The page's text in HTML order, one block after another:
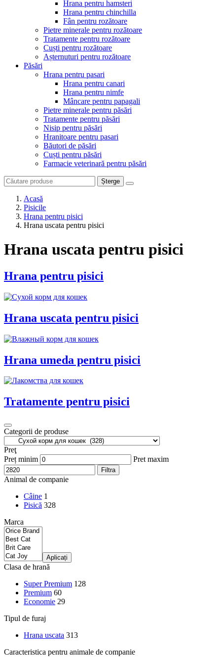
Hrana pentru hamsteri
Hrana pentru chinchilla
Fân pentru rozătoare
Pietre minerale pentru rozătoare
Tratamente pentru rozătoare
Cuști pentru rozătoare
Așternuturi pentru rozătoare
Păsări
Hrana pentru pasari
Hrana pentru canari
Hrana pentru nimfe
Mâncare pentru papagali
Pietre minerale pentru păsări
Tratamente pentru păsări
Nisip pentru păsări
Hranitoare pentru pasari
Băutori de păsări
Cuști pentru păsări
Farmacie veterinară pentru păsări
Șterge
Acasă
Pisicile
Hrana pentru pisici
Hrana uscata pentru pisici
Hrana uscata pentru pisici
Hrana pentru pisici
Hrana uscata pentru pisici
Hrana umeda pentru pisici
Tratamente pentru pisici
Categorii de produse
Preţ
Preț minim
Pret maxim
Filtra
Animal de companie
Câine 1
Pisică 328
Marca
Aplicați
Clasa de hrană
Super Premium 128
Premium 60
Economie 29
Tipul de furaj
Hrana uscata 313
Caracteristica pentru animale de companie